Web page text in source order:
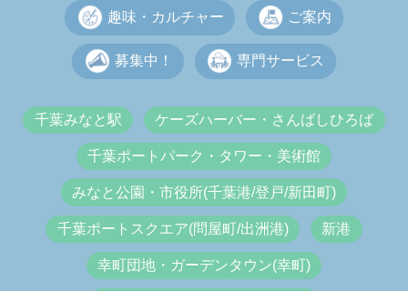
趣味・カルチャー ご案内
募集中！ 専門サービス
千葉みなと駅 ケーズハーバー・さんばしひろば
千葉ポートパーク・タワー・美術館
みなと公園・市役所(千葉港/登戸/新田町)
千葉ポートスクエア(問屋町/出洲港) 新港
幸町団地・ガーデンタウン(幸町)